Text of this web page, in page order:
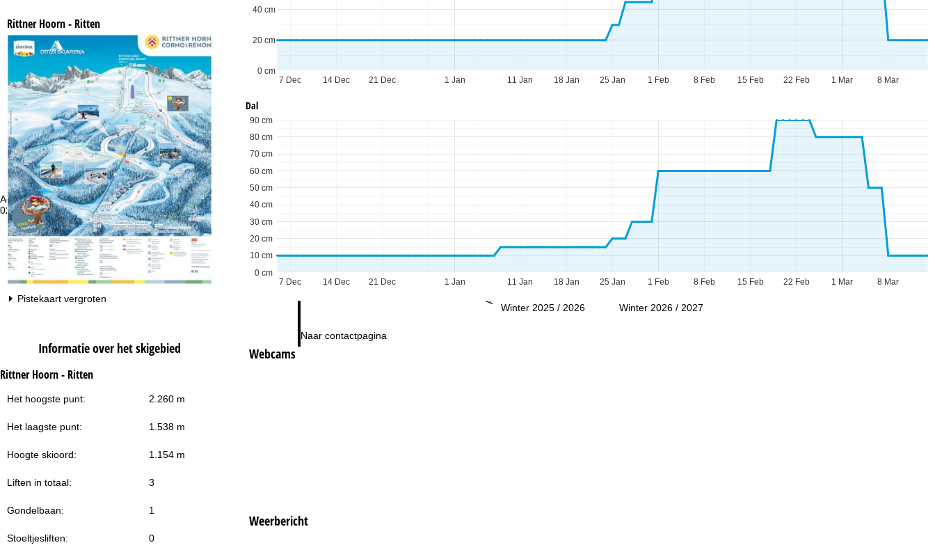
Advies
020 713 9190 of +4922188828373
vr:
09:00-14:00
Naar contactpagina
Rittner Hoorn - Ritten
Pistekaart vergroten
Informatie over het skigebied
Rittner Hoorn - Ritten
Het hoogste punt: 2.260 m
Het laagste punt: 1.538 m
Hoogte skioord: 1.154 m
Liften in totaal: 3
Gondelbaan: 1
Stoeltjesliften: 0
1 Jan 1 Feb 1 Mar
7 Dec 14 Dec 21 Dec 11 Jan 18 Jan 25 Jan 8 Feb 15 Feb 22 Feb 8 Mar
0 cm
20 cm
40 cm
Dal
1 Jan 1 Feb 1 Mar
7 Dec 14 Dec 21 Dec 11 Jan 18 Jan 25 Jan 8 Feb 15 Feb 22 Feb 8 Mar
0 cm
10 cm
20 cm
30 cm
40 cm
50 cm
60 cm
70 cm
80 cm
90 cm
Winter 2025 / 2026 Winter 2026 / 2027
Webcams
Weerbericht